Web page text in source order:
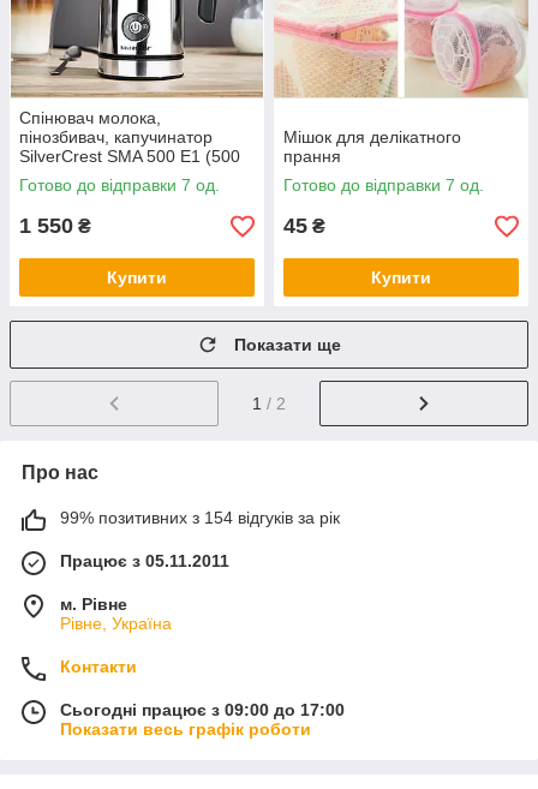
Спінювач молока,
пінозбивач, капучинатор
SilverCrest SMA 500 E1 (500
Вт, 300 мл, Німеччина)
Готово до відправки 7 од.
1 550 ₴
Купити
Мішок для делікатного
прання
Готово до відправки 7 од.
45 ₴
Купити
Показати ще
1 / 2
Про нас
99% позитивних з 154 відгуків за рік
Працює з 05.11.2011
м. Рівне
Рівне, Україна
Контакти
Сьогодні працює з 09:00 до 17:00
Показати весь графік роботи